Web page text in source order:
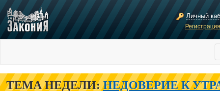
Личный
ТЕМА НЕДЕЛИ: НЕДОВЕРИЕ К